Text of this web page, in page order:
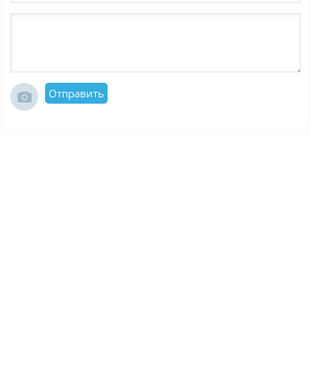
Отправить